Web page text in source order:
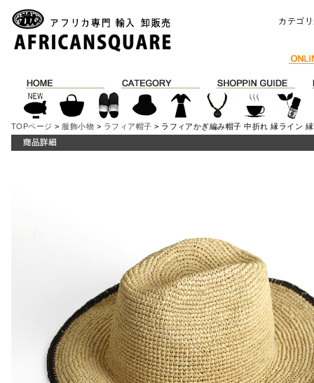
カテゴ
TOPページ > 服飾小物 > ラフィア帽子 > ラフィアかぎ編み帽子 中折れ 縁ライン